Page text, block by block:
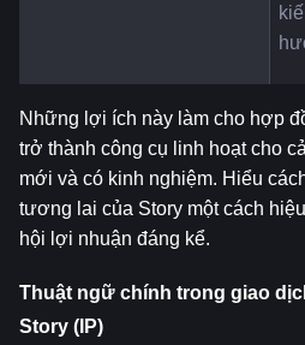
Những lợi ích này làm cho hợp
trở thành công cụ linh hoạt cho
mới và có kinh nghiệm. Hiểu
tương lai của Story một cách
hội lợi nhuận đáng kể.
Thuật ngữ chính trong giao
Story (IP)